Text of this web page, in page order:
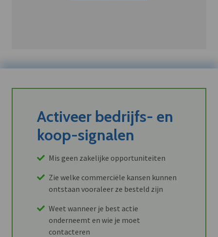
Activeer bedrijfs- en
koop-signalen
Mis geen zakelijke opportuniteiten
Zie welke commerciële kansen kunnen
ontstaan vooraleer ze besteld zijn
Weet wanneer je best actie
onderneemt en wie je moet
contacteren